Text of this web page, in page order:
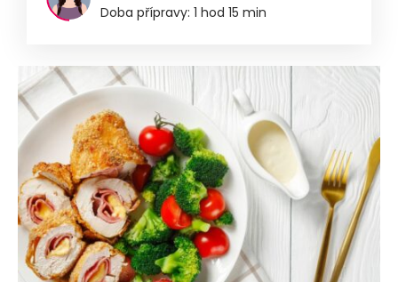
Doba přípravy: 1 hod 15 min